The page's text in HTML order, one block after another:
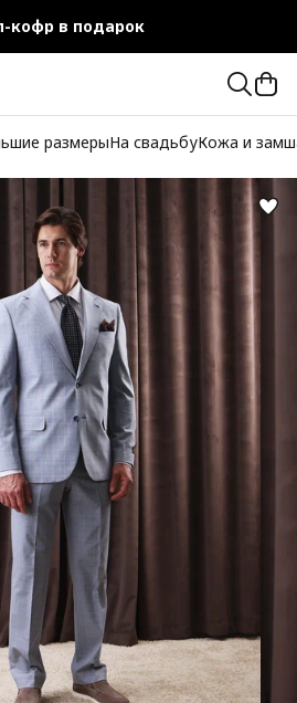
кофр в подарок
при заказе от 10 000 руб.
размерыНа свадьбуКожа и